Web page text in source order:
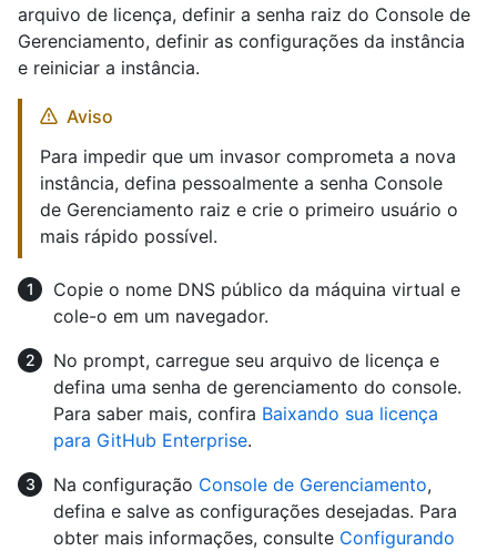
arquivo de licença, definir a senha raiz do Console de
Gerenciamento, definir as configurações da instância
e reiniciar a instância.
Aviso
Para impedir que um invasor comprometa a nova
instância, defina pessoalmente a senha Console
de Gerenciamento raiz e crie o primeiro usuário o
mais rápido possível.
Copie o nome DNS público da máquina virtual e
cole-o em um navegador.
No prompt, carregue seu arquivo de licença e
defina uma senha de gerenciamento do console.
Para saber mais, confira Baixando sua licença
para GitHub Enterprise.
Na configuração Console de Gerenciamento,
defina e salve as configurações desejadas. Para
obter mais informações, consulte Configurando